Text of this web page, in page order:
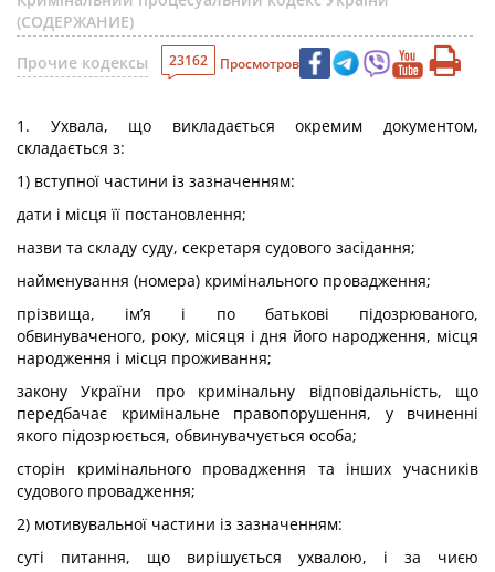
(СОДЕРЖАНИЕ)
Прочие кодексы
23162 Просмотров
1. Ухвала, що викладається окремим документом,
складається з:
1) вступної частини із зазначенням:
дати і місця її постановлення;
назви та складу суду, секретаря судового засідання;
найменування (номера) кримінального провадження;
прізвища, ім’я і по батькові підозрюваного,
обвинуваченого, року, місяця і дня його народження, місця
народження і місця проживання;
закону України про кримінальну відповідальність, що
передбачає кримінальне правопорушення, у вчиненні
якого підозрюється, обвинувачується особа;
сторін кримінального провадження та інших учасників
судового провадження;
2) мотивувальної частини із зазначенням:
суті питання, що вирішується ухвалою, і за чиєю